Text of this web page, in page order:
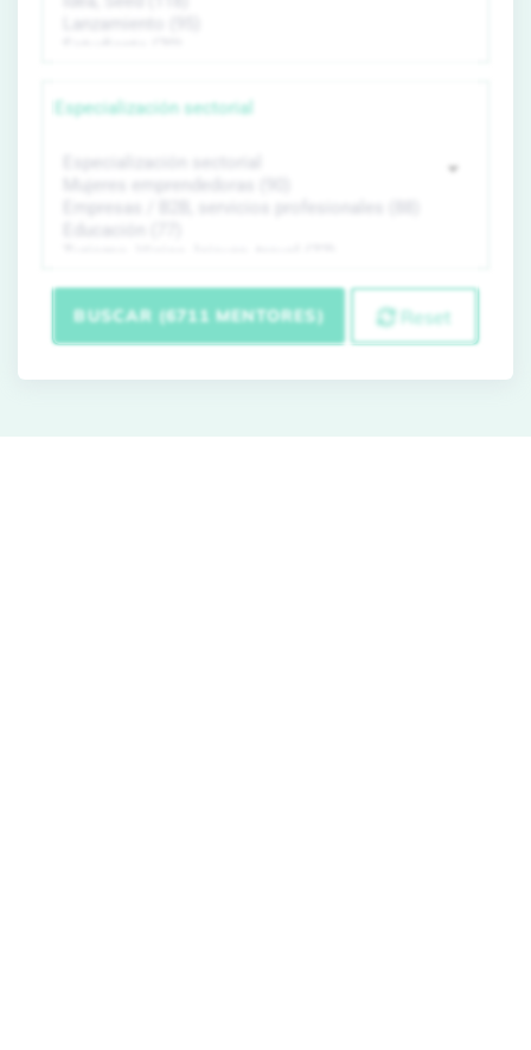
Especialización sectorial
BUSCAR (6711 MENTORES) Reset